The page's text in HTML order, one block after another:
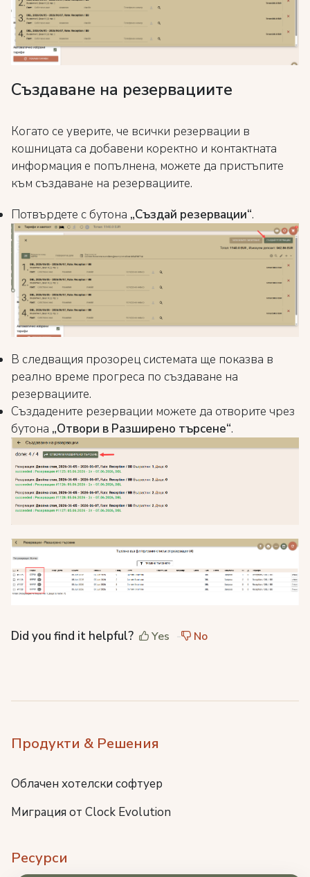
Създаване на резервациите
Когато се уверите, че всички резервации в
кошницата са добавени коректно и контактната
информация е попълнена, можете да пристъпите
към създаване на резервациите.
Потвърдете с бутона „Създай резервации“.
В следващия прозорец системата ще показва в
реално време прогреса по създаване на
резервациите.
Създадените резервации можете да отворите чрез
бутона „Отвори в Разширено търсене“.
Did you find it helpful? Yes No
Продукти & Решения
Облачен хотелски софтуер
Миграция от Clock Evolution
Ресурси